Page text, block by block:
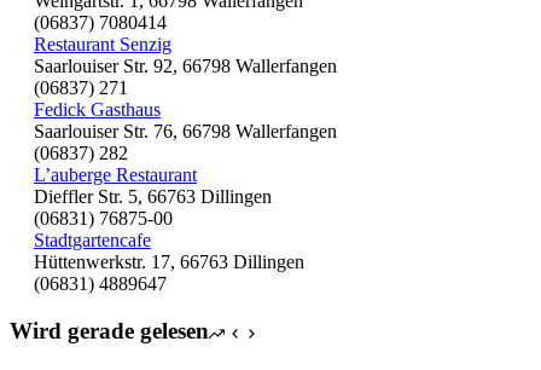
(06837) 7080414
Restaurant Senzig
Saarlouiser Str. 92, 66798 Wallerfangen
(06837) 271
Fedick Gasthaus
Saarlouiser Str. 76, 66798 Wallerfangen
(06837) 282
L’auberge Restaurant
Dieffler Str. 5, 66763 Dillingen
(06831) 76875-00
Stadtgartencafe
Hüttenwerkstr. 17, 66763 Dillingen
(06831) 4889647
Wird gerade gelesen